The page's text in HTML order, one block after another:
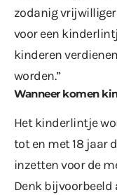
zodanig
voor een
kinderen
worden.”
Wanneer komen
Het kinderlintje
tot en met 18 jaar
inzetten voor de
Denk